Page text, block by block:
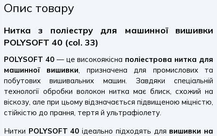
Опис товару
Нитка з поліестру для машинної вишивки
POLYSOFT 40 (col. 33)
POLYSOFT 40— це високоякісна поліестрова нитка для
машинної вишивки, призначена для промислових та
побутових вишивальних машин. Завдяки спеціальній
технології обробки волокон нитка має блиск, схожий на
віскозу, але при цьому відзначається підвищеною міцністю,
стійкістю до прання, тертя й ультрафіолету.
Нитки POLYSOFT 40 ідеально підходять для вишивки на